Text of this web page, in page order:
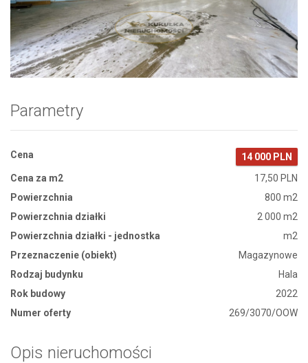
Zdjęcie 1
Parametry
Cena
14 000 PLN
Cena za m2
17,50 PLN
Powierzchnia
800 m2
Powierzchnia działki
2 000 m2
Powierzchnia działki - jednostka
m2
Przeznaczenie (obiekt)
Magazynowe
Rodzaj budynku
Hala
Rok budowy
2022
Numer oferty
269/3070/OOW
Opis nieruchomości